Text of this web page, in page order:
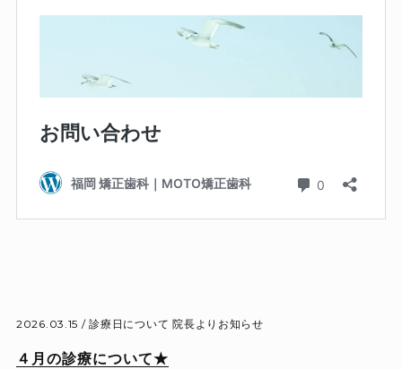
2026.03.15 /診療日について 院長よりお知らせ
４月の診療について★